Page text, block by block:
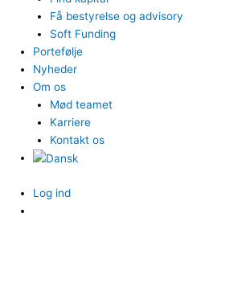
Få bestyrelse og advisory
Soft Funding
Portefølje
Nyheder
Om os
Mød teamet
Karriere
Kontakt os
Log ind